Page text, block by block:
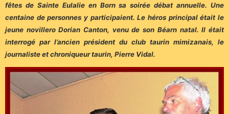
fêtes de Sainte Eulalie en Born sa soirée débat annuelle. Une
centaine de personnes y participaient. Le héros principal était le
jeune novillero Dorian Canton, venu de son Béarn natal. Il était
interrogé par l’ancien président du club taurin mimizanais, le
journaliste et chroniqueur taurin, Pierre Vidal.